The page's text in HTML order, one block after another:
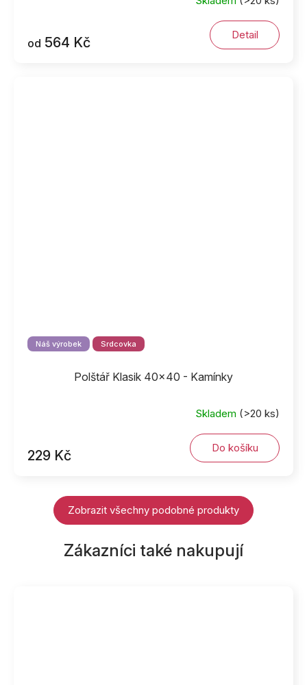
od 564 Kč Detail
Náš výrobek Srdcovka
Polštář Klasik 40x40 - Kamínky
Skladem (>20 ks)
229 Kč Do košíku
Zobrazit všechny podobné produkty
Zákazníci také nakupují